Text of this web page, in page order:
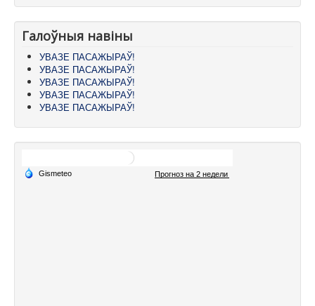
Галоўныя навіны
УВАЗЕ ПАСАЖЫРАЎ!
УВАЗЕ ПАСАЖЫРАЎ!
УВАЗЕ ПАСАЖЫРАЎ!
УВАЗЕ ПАСАЖЫРАЎ!
УВАЗЕ ПАСАЖЫРАЎ!